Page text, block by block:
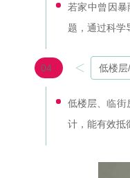
若家中曾因
题，通过科学
04 低楼层
低楼层、临街
计，能有效抵